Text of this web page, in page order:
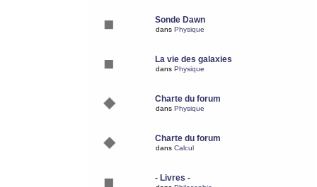
Sonde Dawn
dans Physique
La vie des galaxies
dans Physique
Charte du forum
dans Physique
Charte du forum
dans Calcul
- Livres -